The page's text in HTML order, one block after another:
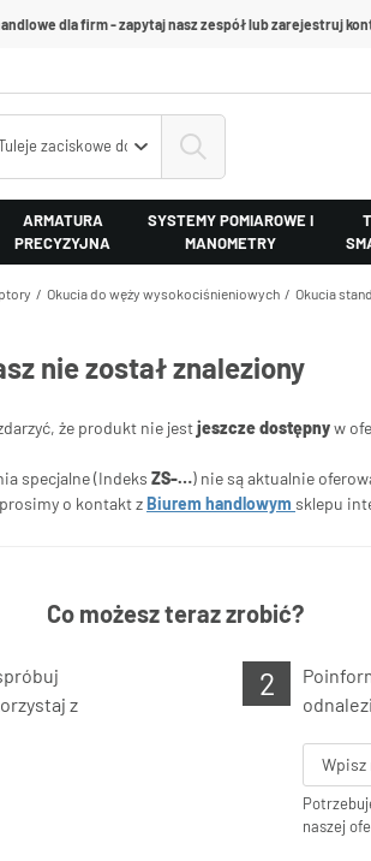
dla firm - zapytaj nasz zespół lub zarejestruj
zaciskowe do końcówek typ Z
ARMATURA
PRECYZYJNA
SYSTEMY POMIAROWE I
MANOMETRY
Okucia do węży wysokociśnieniowych Okucia
nie został znaleziony
że produkt nie jestjeszcze dostępnyw
specjalne (Indeks ZS-…) nie są aktualnie
o kontakt zBiurem handlowym sklepu
Co możesz teraz zrobić?
z
naszej